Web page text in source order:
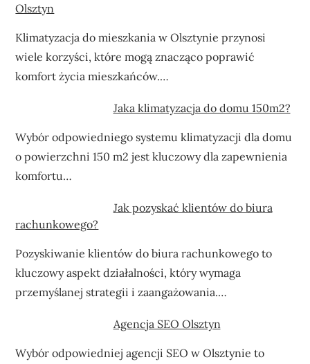
Olsztyn
Klimatyzacja do mieszkania w Olsztynie przynosi
wiele korzyści, które mogą znacząco poprawić
komfort życia mieszkańców.…
Jaka klimatyzacja do domu 150m2?
Wybór odpowiedniego systemu klimatyzacji dla domu
o powierzchni 150 m2 jest kluczowy dla zapewnienia
komfortu…
Jak pozyskać klientów do biura
rachunkowego?
Pozyskiwanie klientów do biura rachunkowego to
kluczowy aspekt działalności, który wymaga
przemyślanej strategii i zaangażowania.…
Agencja SEO Olsztyn
Wybór odpowiedniej agencji SEO w Olsztynie to